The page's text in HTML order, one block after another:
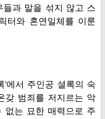
과 말을 섞지 않고 스
터와 혼연일체를 이룬
'에서 주인공 셜록의 숙
갖 범죄를 저지르는 악
없는 묘한 매력으로 주